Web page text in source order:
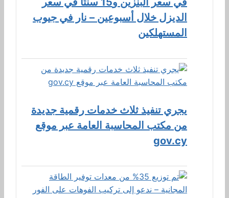
الديزل خلال أسبوعين – نار في جيوب
المستهلكين
يجري تنفيذ ثلاث خدمات رقمية جديدة
من مكتب المحاسبة العامة عبر موقع
gov.cy